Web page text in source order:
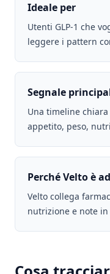
Ideale per
Utenti GLP-1 che
leggere i pattern
Segnale
Una timeline
appetito, peso,
Perché Velto è
Velto collega
nutrizione e note